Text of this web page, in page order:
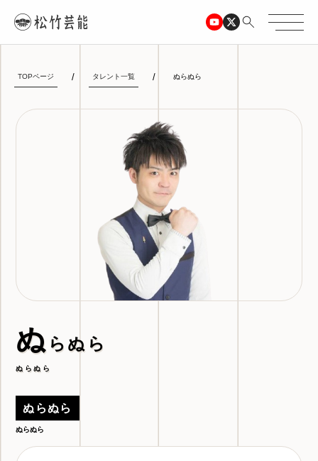
TOPページ タレント一覧 ぬらぬら
ぬ らぬら
ぬらぬら
ぬらぬら
ぬらぬら